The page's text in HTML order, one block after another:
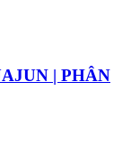
| PHÂN